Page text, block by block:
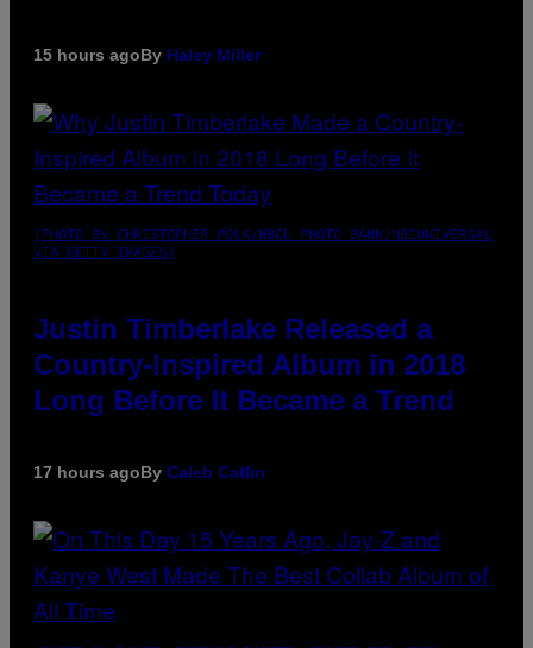
15 hours agoBy Haley Miller
(PHOTO BY CHRISTOPHER POLK/NBCU PHOTO BANK/NBCUNIVERSAL
VIA GETTY IMAGES)
Justin Timberlake Released a
Country-Inspired Album in 2018
Long Before It Became a Trend
17 hours agoBy Caleb Catlin